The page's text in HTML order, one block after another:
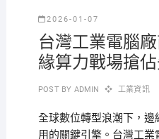
2026-01-07
台灣工業電腦
緣算力戰場搶佔
POST BY ADMIN 工業資訊
全球數位轉型浪潮下，
用的關鍵引擎。台灣工